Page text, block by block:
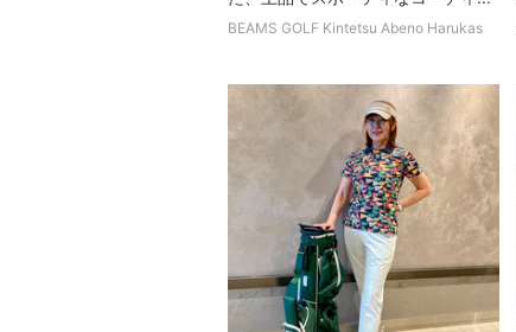
BEAMS GOLF Kintetsu Abeno Harukas